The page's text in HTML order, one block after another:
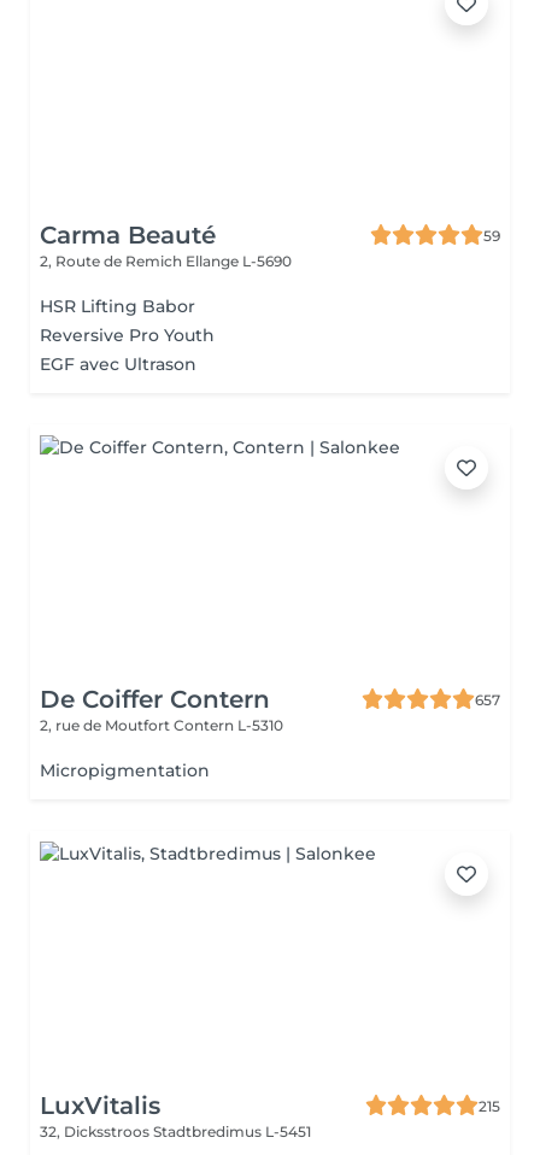
Carma Beauté
59
2, Route de Remich Ellange L-5690
HSR Lifting Babor
Reversive Pro Youth
EGF avec Ultrason
De Coiffer Contern
657
2, rue de Moutfort Contern L-5310
Micropigmentation
LuxVitalis
215
32, Dicksstroos Stadtbredimus L-5451